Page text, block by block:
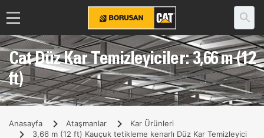
Cat Düz Kar Temizleyiciler: 3,66 m (12
ft)
Anasayfa Ataşmanlar
Kar Ürünleri
3,66 m (12 ft) Kauçuk tetikleme kenarlı Düz Kar Temizleyici